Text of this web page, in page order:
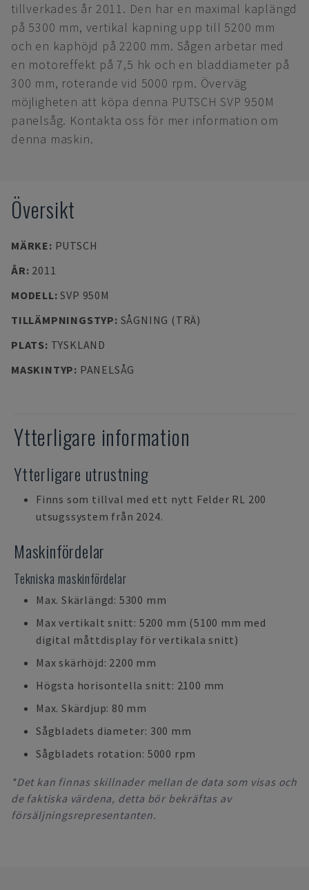
tillverkades år 2011. Den har en maximal kaplängd
på 5300 mm, vertikal kapning upp till 5200 mm
och en kaphöjd på 2200 mm. Sågen arbetar med
en motoreffekt på 7,5 hk och en bladdiameter på
300 mm, roterande vid 5000 rpm. Överväg
möjligheten att köpa denna PUTSCH SVP 950M
panelsåg. Kontakta oss för mer information om
denna maskin.
Översikt
MÄRKE: PUTSCH
ÅR: 2011
MODELL:SVP 950M
TILLÄMPNINGSTYP: SÅGNING (TRÄ)
PLATS: TYSKLAND
MASKINTYP: PANELSÅG
Ytterligare information
Ytterligare utrustning
Finns som tillval med ett nytt Felder RL 200
utsugssystem från 2024.
Maskinfördelar
Tekniska maskinfördelar
Max. Skärlängd: 5300 mm
Max vertikalt snitt: 5200 mm (5100 mm med
digital måttdisplay för vertikala snitt)
Max skärhöjd: 2200 mm
Högsta horisontella snitt: 2100 mm
Max. Skärdjup: 80 mm
Sågbladets diameter: 300 mm
Sågbladets rotation: 5000 rpm
*Det kan finnas skillnader mellan de data som visas och
de faktiska värdena, detta bör bekräftas av
försäljningsrepresentanten.